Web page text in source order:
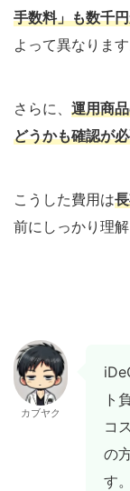
手数料」も数千
よって異なります
さらに、 運用商
どうかも確認が
こうした費用は
前にしっかり理
カブヤク
ト
コ
の
す